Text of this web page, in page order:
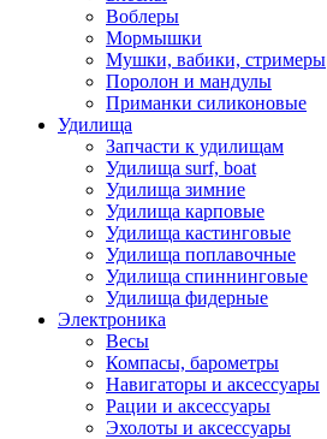
Воблеры
Мормышки
Мушки, вабики, стримеры
Поролон и мандулы
Приманки силиконовые
Удилища
Запчасти к удилищам
Удилища surf, boat
Удилища зимние
Удилища карповые
Удилища кастинговые
Удилища поплавочные
Удилища спиннинговые
Удилища фидерные
Электроника
Весы
Компасы, барометры
Навигаторы и аксессуары
Рации и аксессуары
Эхолоты и аксессуары